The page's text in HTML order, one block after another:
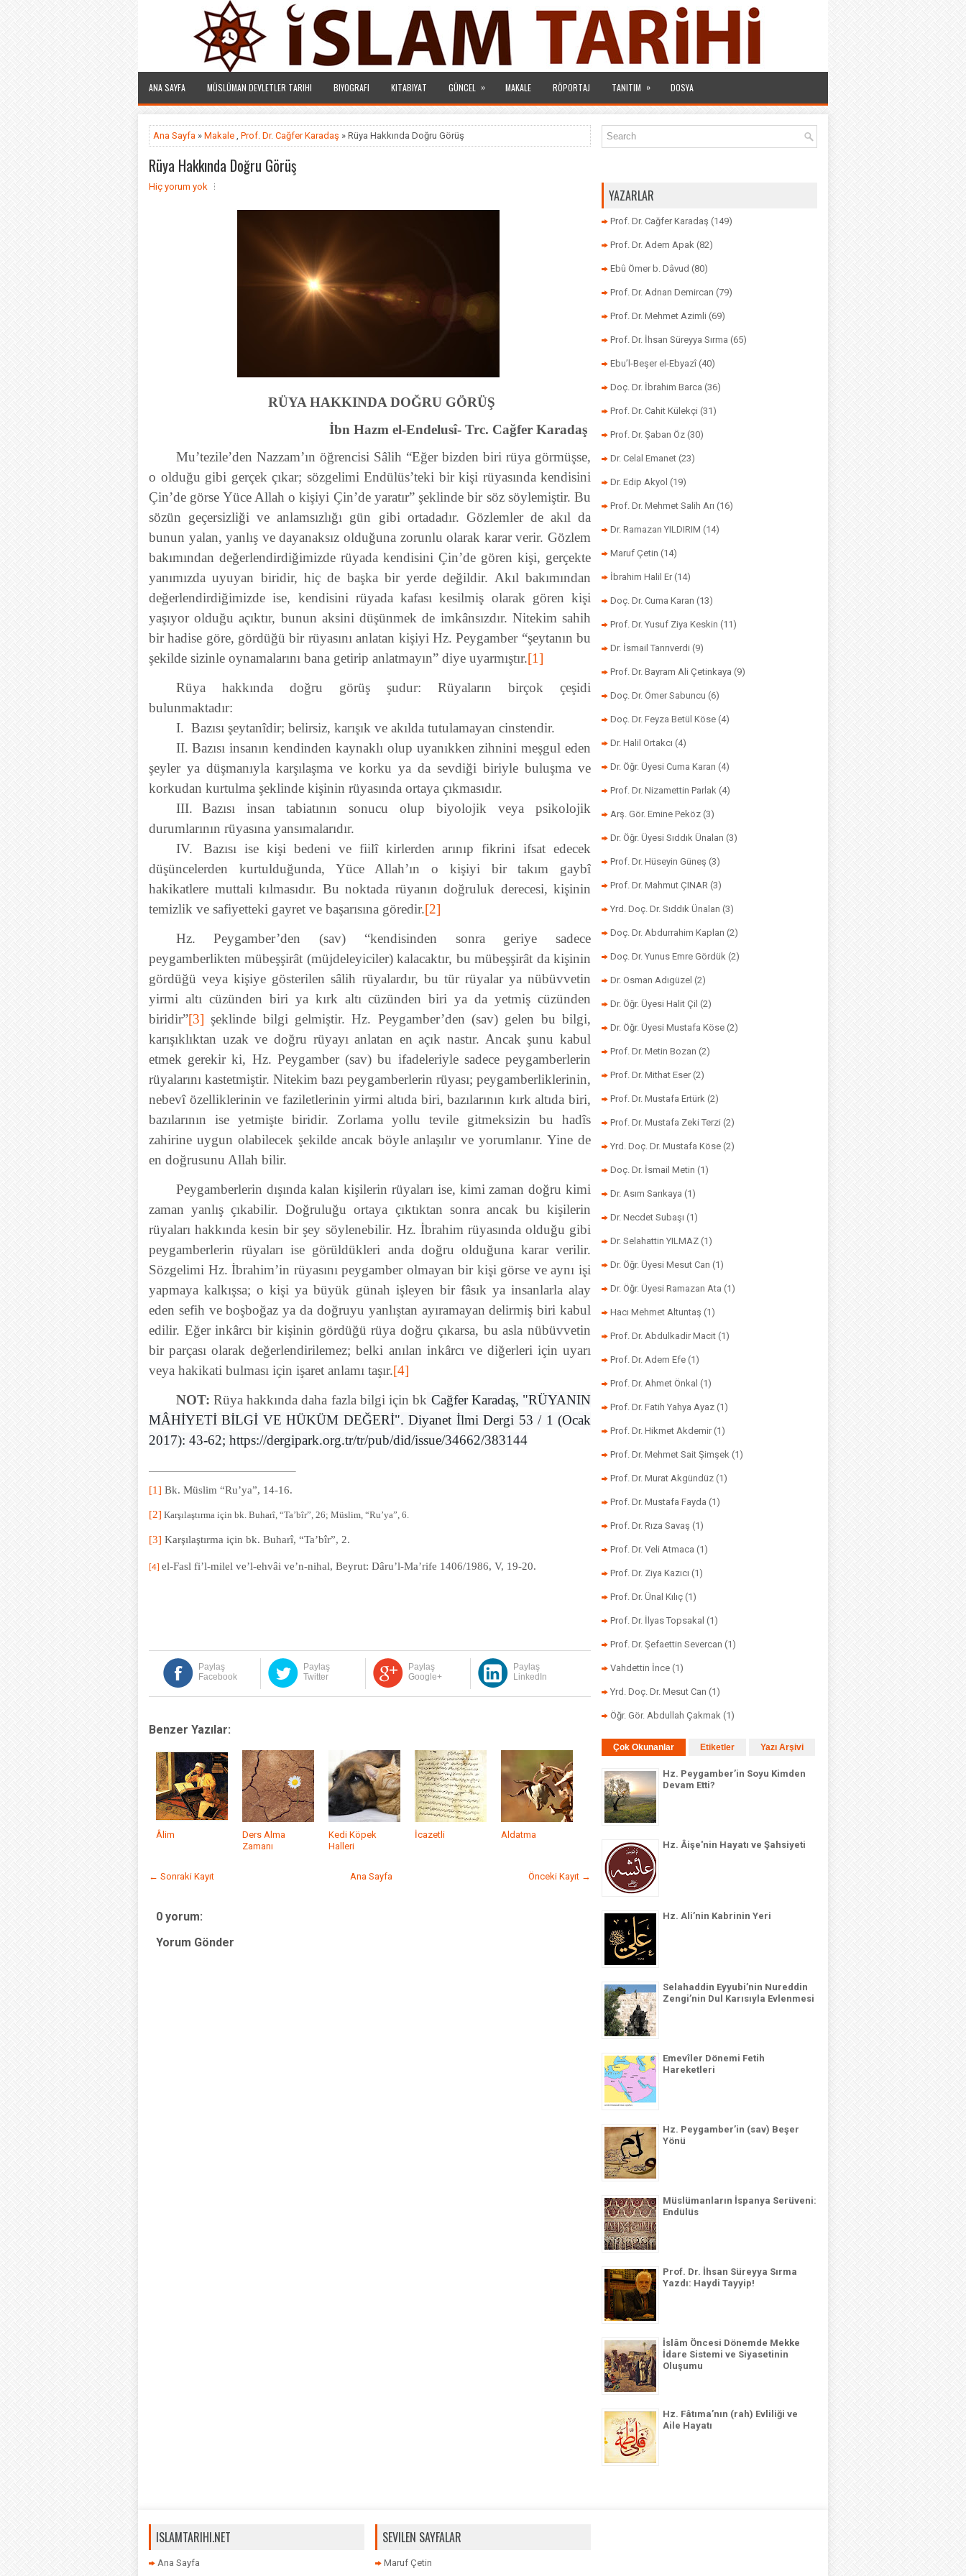
ANA SAYFA MÜSLÜMAN DEVLETLER TARIHI BIYOGRAFI KITABIYAT GÜNCEL » MAKALE RÖPORTAJ TANITIM » DOSYA
Ana Sayfa » Makale , Prof. Dr. Cağfer Karadaş » Rüya Hakkında Doğru Görüş
Rüya Hakkında Doğru Görüş
Hiç yorum yok
RÜYA HAKKINDA DOĞRU GÖRÜŞ
İbn Hazm el-Endelusî- Trc. Cağfer Karadaş
Mu’tezile’den Nazzam’ın öğrencisi Sâlih “Eğer bizden biri rüya görmüşse,
o olduğu gibi gerçek çıkar; sözgelimi Endülüs’teki bir kişi rüyasında kendisini
Çin’de görse Yüce Allah o kişiyi Çin’de yaratır” şeklinde bir söz söylemiştir. Bu
sözün geçersizliği ve anlamsızlığı gün gibi ortadadır. Gözlemler de akıl da
bunun yalan, yanlış ve dayanaksız olduğuna zorunlu olarak karar verir. Gözlem
bakımından değerlendirdiğimizde rüyada kendisini Çin’de gören kişi, gerçekte
yanımızda uyuyan biridir, hiç de başka bir yerde değildir. Akıl bakımından
değerlendirdiğimizde ise, kendisini rüyada kafası kesilmiş olarak gören kişi
yaşıyor olduğu açıktır, bunun aksini düşünmek de imkânsızdır. Nitekim sahih
bir hadise göre, gördüğü bir rüyasını anlatan kişiyi Hz. Peygamber “şeytanın bu
şekilde sizinle oynamalarını bana getirip anlatmayın” diye uyarmıştır.[1]
Rüya hakkında doğru görüş şudur: Rüyaların birçok çeşidi
bulunmaktadır:
I. Bazısı şeytanîdir; belirsiz, karışık ve akılda tutulamayan cinstendir.
II. Bazısı insanın kendinden kaynaklı olup uyanıkken zihnini meşgul eden
şeyler ya düşmanıyla karşılaşma ve korku ya da sevdiği biriyle buluşma ve
korkudan kurtulma şeklinde kişinin rüyasında ortaya çıkmasıdır.
III.
Bazısı insan tabiatının sonucu olup biyolojik veya psikolojik
durumlarının rüyasına yansımalarıdır.
IV.
Bazısı ise kişi bedeni ve fiilî kirlerden arınıp fikrini ifsat edecek
düşüncelerden kurtulduğunda, Yüce Allah’ın o kişiyi bir takım gaybî
hakikatlere muttali kılmasıdır. Bu noktada rüyanın doğruluk derecesi, kişinin
temizlik ve safiyetteki gayret ve başarısına göredir.[2]
Hz. Peygamber’den (sav) “kendisinden sonra geriye sadece
peygamberlikten mübeşşirât (müjdeleyiciler) kalacaktır, bu mübeşşirât da kişinin
gördüğü veya kişiye gösterilen sâlih rüyalardır, bu tür rüyalar ya nübüvvetin
yirmi altı cüzünden biri ya kırk altı cüzünden biri ya da yetmiş cüzünden
biridir”[3] şeklinde bilgi gelmiştir. Hz. Peygamber’den (sav) gelen bu bilgi,
karışıklıktan uzak ve doğru rüyayı anlatan en açık nastır. Ancak şunu kabul
etmek gerekir ki, Hz. Peygamber (sav) bu ifadeleriyle sadece peygamberlerin
rüyalarını kastetmiştir. Nitekim bazı peygamberlerin rüyası; peygamberliklerinin,
nebevî özelliklerinin ve faziletlerinin yirmi altıda biri, bazılarının kırk altıda biri,
bazılarının ise yetmişte biridir. Zorlama yollu tevile gitmeksizin bu hadîs
zahirine uygun olabilecek şekilde ancak böyle anlaşılır ve yorumlanır. Yine de
en doğrusunu Allah bilir.
Peygamberlerin dışında kalan kişilerin rüyaları ise, kimi zaman doğru kimi
zaman yanlış çıkabilir. Doğruluğu ortaya çıktıktan sonra ancak bu kişilerin
rüyaları hakkında kesin bir şey söylenebilir. Hz. İbrahim rüyasında olduğu gibi
peygamberlerin rüyaları ise görüldükleri anda doğru olduğuna karar verilir.
Sözgelimi Hz. İbrahim’in rüyasını peygamber olmayan bir kişi görse ve aynı işi
yapmaya kalkışsa; o kişi ya büyük günah işleyen bir fâsık ya insanlarla alay
eden sefih ve boşboğaz ya da doğruyu yanlıştan ayıramayan delirmiş biri kabul
edilir. Eğer inkârcı bir kişinin gördüğü rüya doğru çıkarsa, bu asla nübüvvetin
bir parçası olarak değerlendirilemez; belki anılan inkârcı ve diğerleri için uyarı
veya hakikati bulması için işaret anlamı taşır.[4]
NOT: Rüya hakkında daha fazla bilgi için bk Cağfer Karadaş, "RÜYANIN
MÂHİYETİ BİLGİ VE HÜKÜM DEĞERİ". Diyanet İlmi Dergi 53 / 1 (Ocak
2017): 43-62; https://dergipark.org.tr/tr/pub/did/issue/34662/383144
[1] Bk. Müslim “Ru’ya”, 14-16.
[2] Karşılaştırma için bk. Buharî, “Ta’bîr”, 26; Müslim, “Ru’ya”, 6.
[3] Karşılaştırma için bk. Buharî, “Ta’bîr”, 2.
[4] el-Fasl fi’l-milel ve’l-ehvâi ve’n-nihal, Beyrut: Dâru’l-Ma’rife 1406/1986, V, 19-20.
Paylaş
Facebook
Paylaş
Twitter
Paylaş
Google+
Paylaş
LinkedIn
Benzer Yazılar:
Âlim
Ders Alma
Zamanı
Kedi Köpek
Halleri
İcazetli Aldatma
← Sonraki Kayıt Önceki Kayıt →
Ana Sayfa
0 yorum:
Yorum Gönder
YAZARLAR
Prof. Dr. Cağfer Karadaş (149)
Prof. Dr. Adem Apak (82)
Ebû Ömer b. Dâvud (80)
Prof. Dr. Adnan Demircan (79)
Prof. Dr. Mehmet Azimli (69)
Prof. Dr. İhsan Süreyya Sırma (65)
Ebu’l-Beşer el-Ebyazî (40)
Doç. Dr. İbrahim Barca (36)
Prof. Dr. Cahit Külekçi (31)
Prof. Dr. Şaban Öz (30)
Dr. Celal Emanet (23)
Dr. Edip Akyol (19)
Prof. Dr. Mehmet Salih Arı (16)
Dr. Ramazan YILDIRIM (14)
Maruf Çetin (14)
İbrahim Halil Er (14)
Doç. Dr. Cuma Karan (13)
Prof. Dr. Yusuf Ziya Keskin (11)
Dr. İsmail Tanrıverdi (9)
Prof. Dr. Bayram Ali Çetinkaya (9)
Doç. Dr. Ömer Sabuncu (6)
Doç. Dr. Feyza Betül Köse (4)
Dr. Halil Ortakcı (4)
Dr. Öğr. Üyesi Cuma Karan (4)
Prof. Dr. Nizamettin Parlak (4)
Arş. Gör. Emine Peköz (3)
Dr. Öğr. Üyesi Sıddık Ünalan (3)
Prof. Dr. Hüseyin Güneş (3)
Prof. Dr. Mahmut ÇINAR (3)
Yrd. Doç. Dr. Sıddık Ünalan (3)
Doç. Dr. Abdurrahim Kaplan (2)
Doç. Dr. Yunus Emre Gördük (2)
Dr. Osman Adıgüzel (2)
Dr. Öğr. Üyesi Halit Çil (2)
Dr. Öğr. Üyesi Mustafa Köse (2)
Prof. Dr. Metin Bozan (2)
Prof. Dr. Mithat Eser (2)
Prof. Dr. Mustafa Ertürk (2)
Prof. Dr. Mustafa Zeki Terzi (2)
Yrd. Doç. Dr. Mustafa Köse (2)
Doç. Dr. İsmail Metin (1)
Dr. Asım Sarıkaya (1)
Dr. Necdet Subaşı (1)
Dr. Selahattin YILMAZ (1)
Dr. Öğr. Üyesi Mesut Can (1)
Dr. Öğr. Üyesi Ramazan Ata (1)
Hacı Mehmet Altuntaş (1)
Prof. Dr. Abdulkadir Macit (1)
Prof. Dr. Adem Efe (1)
Prof. Dr. Ahmet Önkal (1)
Prof. Dr. Fatih Yahya Ayaz (1)
Prof. Dr. Hikmet Akdemir (1)
Prof. Dr. Mehmet Sait Şimşek (1)
Prof. Dr. Murat Akgündüz (1)
Prof. Dr. Mustafa Fayda (1)
Prof. Dr. Rıza Savaş (1)
Prof. Dr. Veli Atmaca (1)
Prof. Dr. Ziya Kazıcı (1)
Prof. Dr. Ünal Kılıç (1)
Prof. Dr. İlyas Topsakal (1)
Prof. Dr. Şefaettin Severcan (1)
Vahdettin İnce (1)
Yrd. Doç. Dr. Mesut Can (1)
Öğr. Gör. Abdullah Çakmak (1)
Çok Okunanlar Etiketler Yazı Arşivi
Hz. Peygamber’in Soyu Kimden
Devam Etti?
Hz. Âişe'nin Hayatı ve Şahsiyeti
Hz. Ali’nin Kabrinin Yeri
Selahaddin Eyyubi’nin Nureddin
Zengi’nin Dul Karısıyla Evlenmesi
Emevîler Dönemi Fetih
Hareketleri
Hz. Peygamber’in (sav) Beşer
Yönü
Müslümanların İspanya Serüveni:
Endülüs
Prof. Dr. İhsan Süreyya Sırma
Yazdı: Haydi Tayyip!
İslâm Öncesi Dönemde Mekke
İdare Sistemi ve Siyasetinin
Oluşumu
Hz. Fâtıma’nın (rah) Evliliği ve
Aile Hayatı
ISLAMTARIHI.NET
Ana Sayfa
SEVILEN SAYFALAR
Maruf Çetin